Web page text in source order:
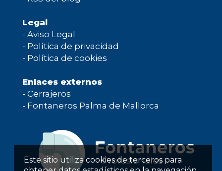
Este sitio utiliza cookies de terceros para
Legal
- Aviso Legal
- Política de privacidad
- Política de cookies
Enlaces externos
- Cerrajeros
- Fontaneros Palma de Mallorca